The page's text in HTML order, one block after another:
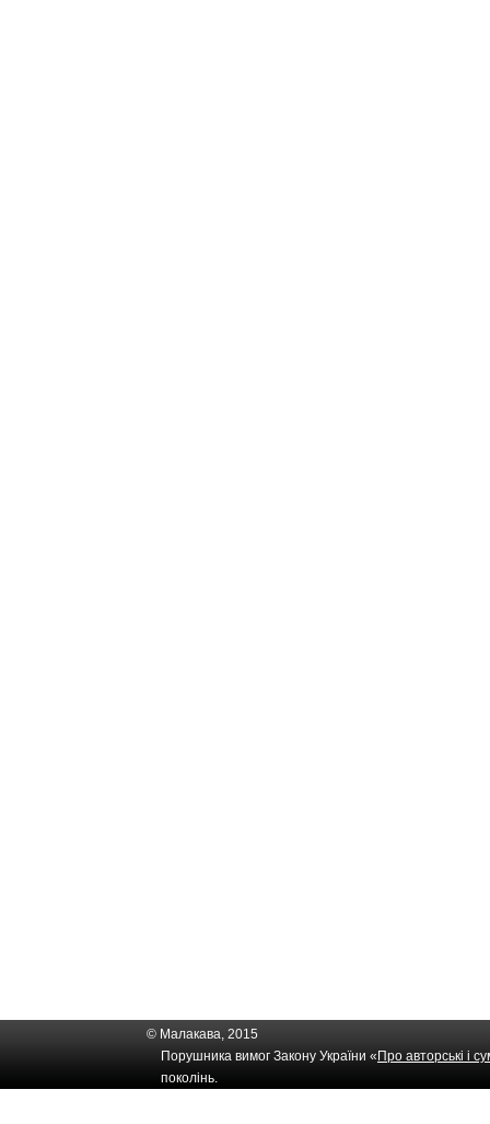
© Малакава, 2015
Порушника вимог Закону України « Про авторські і
поколінь.